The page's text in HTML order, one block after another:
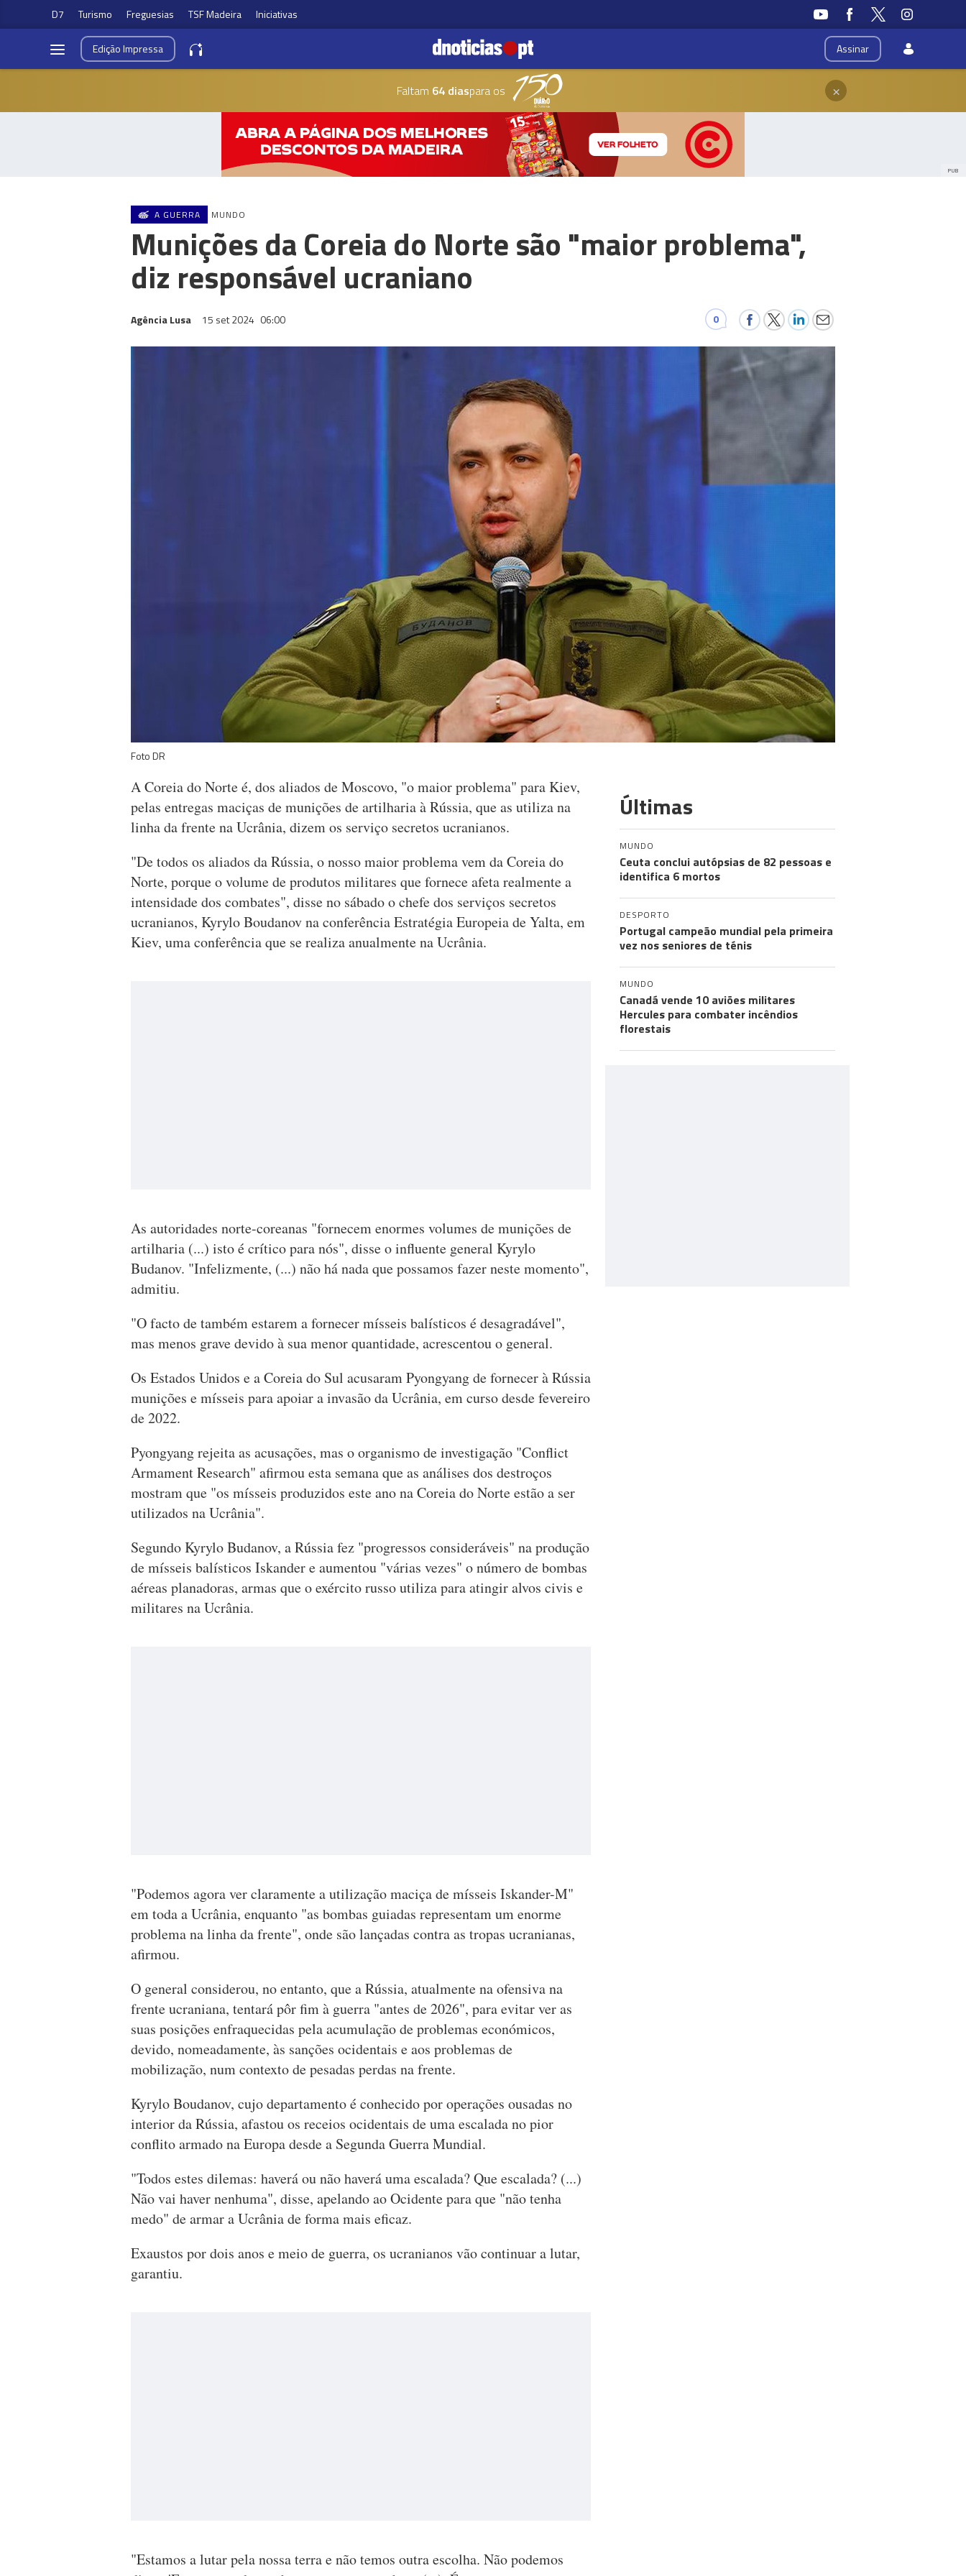
D7 Turismo Freguesias TSF Madeira Iniciativas
Assinar
EdiçãoImpressa
Faltam 64 diaspara os ×
PUB
A GUERRA MUNDO
Munições da Coreia do Norte são "maior problema",
diz responsável ucraniano
Agência Lusa 15 set 2024 06:00 0
Foto DR
A Coreia do Norte é, dos aliados de Moscovo, "o maior problema" para Kiev,
pelas entregas maciças de munições de artilharia à Rússia, que as utiliza na
linha da frente na Ucrânia, dizem os serviço secretos ucranianos.
"De todos os aliados da Rússia, o nosso maior problema vem da Coreia do
Norte, porque o volume de produtos militares que fornece afeta realmente a
intensidade dos combates", disse no sábado o chefe dos serviços secretos
ucranianos, Kyrylo Boudanov na conferência Estratégia Europeia de Yalta, em
Kiev, uma conferência que se realiza anualmente na Ucrânia.
As autoridades norte-coreanas "fornecem enormes volumes de munições de
artilharia (...) isto é crítico para nós", disse o influente general Kyrylo
Budanov. "Infelizmente, (...) não há nada que possamos fazer neste momento",
admitiu.
"O facto de também estarem a fornecer mísseis balísticos é desagradável",
mas menos grave devido à sua menor quantidade, acrescentou o general.
Os Estados Unidos e a Coreia do Sul acusaram Pyongyang de fornecer à Rússia
munições e mísseis para apoiar a invasão da Ucrânia, em curso desde fevereiro
de 2022.
Pyongyang rejeita as acusações, mas o organismo de investigação "Conflict
Armament Research" afirmou esta semana que as análises dos destroços
mostram que "os mísseis produzidos este ano na Coreia do Norte estão a ser
utilizados na Ucrânia".
Segundo Kyrylo Budanov, a Rússia fez "progressos consideráveis" na produção
de mísseis balísticos Iskander e aumentou "várias vezes" o número de bombas
aéreas planadoras, armas que o exército russo utiliza para atingir alvos civis e
militares na Ucrânia.
"Podemos agora ver claramente a utilização maciça de mísseis Iskander-M"
em toda a Ucrânia, enquanto "as bombas guiadas representam um enorme
problema na linha da frente", onde são lançadas contra as tropas ucranianas,
afirmou.
O general considerou, no entanto, que a Rússia, atualmente na ofensiva na
frente ucraniana, tentará pôr fim à guerra "antes de 2026", para evitar ver as
suas posições enfraquecidas pela acumulação de problemas económicos,
devido, nomeadamente, às sanções ocidentais e aos problemas de
mobilização, num contexto de pesadas perdas na frente.
Kyrylo Boudanov, cujo departamento é conhecido por operações ousadas no
interior da Rússia, afastou os receios ocidentais de uma escalada no pior
conflito armado na Europa desde a Segunda Guerra Mundial.
"Todos estes dilemas: haverá ou não haverá uma escalada? Que escalada? (...)
Não vai haver nenhuma", disse, apelando ao Ocidente para que "não tenha
medo" de armar a Ucrânia de forma mais eficaz.
Exaustos por dois anos e meio de guerra, os ucranianos vão continuar a lutar,
garantiu.
"Estamos a lutar pela nossa terra e não temos outra escolha. Não podemos
Últimas
MUNDO
Ceuta conclui autópsias de 82 pessoas e
identifica 6 mortos
DESPORTO
Portugal campeão mundial pela primeira
vez nos seniores de ténis
MUNDO
Canadá vende 10 aviões militares
Hercules para combater incêndios
florestais